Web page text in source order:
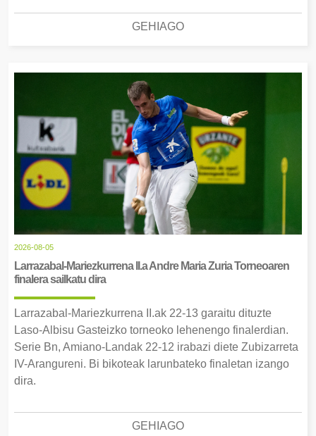
GEHIAGO
2026-08-05
Larrazabal-Mariezkurrena II.a Andre Maria Zuria Torneoaren
finalera sailkatu dira
Larrazabal-Mariezkurrena II.ak 22-13 garaitu dituzte
Laso-Albisu Gasteizko torneoko lehenengo finalerdian.
Serie Bn, Amiano-Landak 22-12 irabazi diete Zubizarreta
IV-Arangureni. Bi bikoteak larunbateko finaletan izango
dira.
GEHIAGO